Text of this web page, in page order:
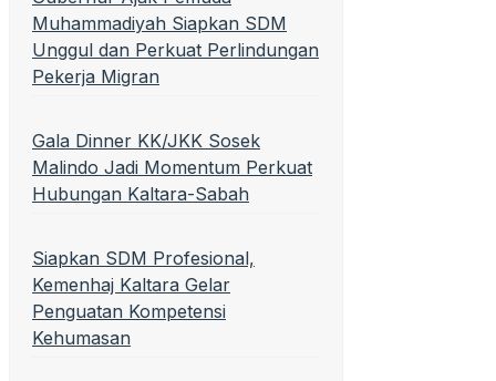
Muhammadiyah Siapkan SDM
Unggul dan Perkuat Perlindungan
Pekerja Migran
Gala Dinner KK/JKK Sosek
Malindo Jadi Momentum Perkuat
Hubungan Kaltara-Sabah
Siapkan SDM Profesional,
Kemenhaj Kaltara Gelar
Penguatan Kompetensi
Kehumasan